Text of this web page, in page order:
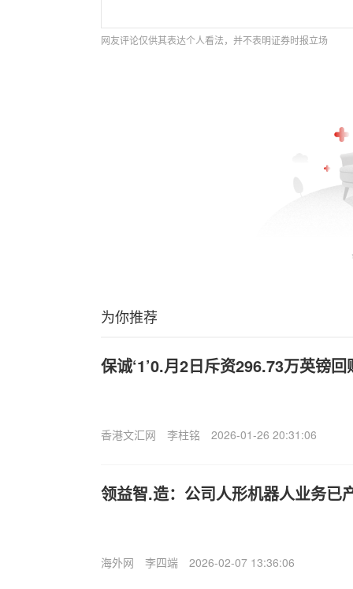
网友评论仅供其表达个人看法，并不表明证券时报立场
为你推荐
保诚‘1’0.月2日斥资296.73万英镑
香港文汇网 李柱铭 2026-01-26 20:31:06
领益智.造：公司人形机器人业务已
海外网 李四端 2026-02-07 13:36:06